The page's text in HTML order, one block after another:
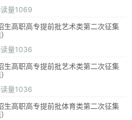
量1069
高职高专提前批艺术类第二次征集
量1036
高职高专提前批艺术类第二次征集
量1036
高职高专提前批体育类第二次征集